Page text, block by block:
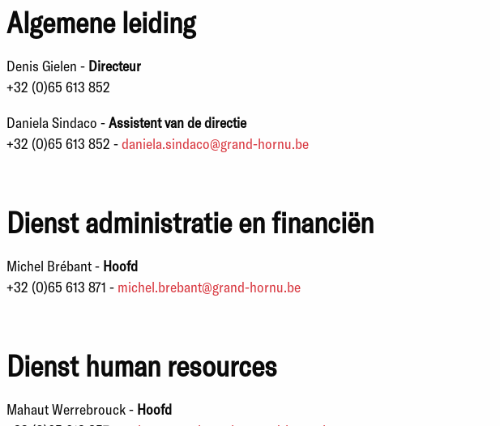
Algemene leiding
Denis Gielen - Directeur
+32 (0)65 613 852
Daniela Sindaco -Assistent van de directie
+32 (0)65 613 852 -daniela.sindaco@grand-hornu.be
Dienst administratie en financiën
Michel Brébant - Hoofd
+32 (0)65 613 871 - michel.brebant@grand-hornu.be
Dienst human resources
Mahaut Werrebrouck- Hoofd